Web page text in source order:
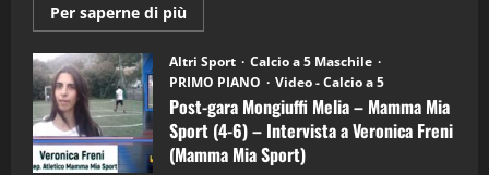
Per saperne di più
informazioni
Post-
gara
Mongiuffi
Melia
–
Mamma
Mia
Sport
Altri Sport
Calcio a 5 Maschile
PRIMO PIANO
Video - Calcio a 5
Post-gara Mongiuffi Melia – Mamma Mia
Sport (4-6) – Intervista a Veronica Freni
(Mamma Mia Sport)
3
"SportEmpire" in Podcast
“SportEmpire” in Podcast: 28^ Puntata
(Martedi 21 Aprile 2026)
21/04/2026